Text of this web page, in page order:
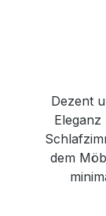
Dezent
dem